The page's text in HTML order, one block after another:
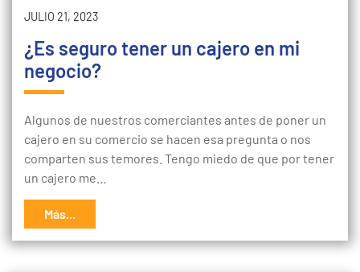
JULIO 21, 2023
¿Es seguro tener un cajero en mi
negocio?
Algunos de nuestros comerciantes antes de poner un
cajero en su comercio se hacen esa pregunta o nos
comparten sus temores. Tengo miedo de que por tener
un cajero me…
Más...